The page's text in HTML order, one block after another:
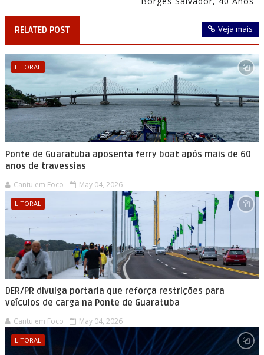
RELATED POST Veja mais
LITORAL
Ponte de Guaratuba aposenta ferry boat após mais de 60
anos de travessias
Cantu em Foco May 04, 2026
LITORAL
DER/PR divulga portaria que reforça restrições para
veículos de carga na Ponte de Guaratuba
Cantu em Foco May 04, 2026
LITORAL